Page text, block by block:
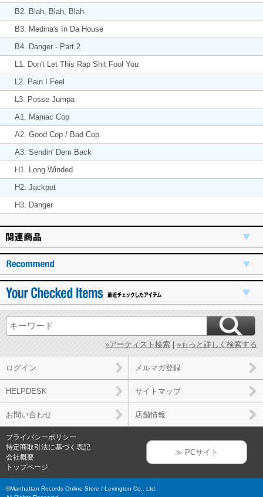
B2. Blah, Blah, Blah
B3. Medina's In Da House
B4. Danger - Part 2
L1. Don't Let This Rap Shit Fool You
L2. Pain I Feel
L3. Posse Jumpa
A1. Maniac Cop
A2. Good Cop / Bad Cop
A3. Sendin' Dem Back
H1. Long Winded
H2. Jackpot
H3. Danger
»アーティスト検索 »もっと詳しく検索する
ログイン メルマガ登録
HELPDESK サイトマップ
お問い合わせ 店舗情報
プライバシーポリシー
特定商取引法に基づく表記
会社概要
トップページ
≫ PCサイト
©Manhattan Records Online Store / Lexington Co., Ltd.